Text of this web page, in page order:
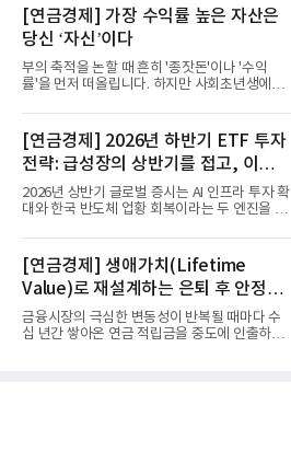
[연금경제] 가장 수익률 높은 자산은
당신 ‘자신’이다
부의 축적을 논할 때 흔히 '종잣돈'이나 '수익
률'을 먼저 떠올립니다. 하지만 사회초년생에게
[연금경제] 2026년 하반기 ETF 투자
전략: 급성장의 상반기를 접고, 이제
'실적'이 가르는 하반기를 맞다
2026년 상반기 글로벌 증시는 AI 인프라 투자 확
대와 한국 반도체 업황 회복이라는 두 엔진을 달
[연금경제] 생애가치(Lifetime
Value)로 재설계하는 은퇴 후 안정적
생활보장과 평생소득 전략
금융시장의 극심한 변동성이 반복될 때마다 수
십 년간 쌓아온 연금 적립금을 중도에 인출하거